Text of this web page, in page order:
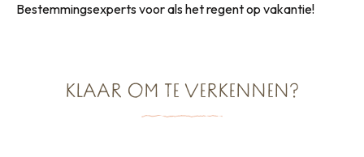
Bestemmingsexperts voor als het regent op vakantie!
KLAAR OM TE VERKENNEN?